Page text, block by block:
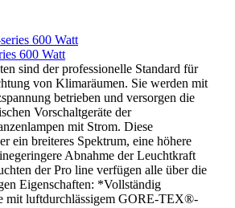
600 Watt
sind der professionelle Standard für
von Klimaräumen. Sie werden mit
betrieben und versorgen die
Vorschaltgeräte der
mit Strom. Diese
ein breiteres Spektrum, eine höhere
Abnahme der Leuchtkraft
der Pro line verfügen alle über die
Eigenschaften: *Vollständig
mit luftdurchlässigem GORE-TEX®-